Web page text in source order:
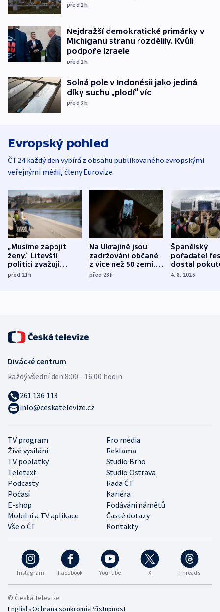
před 2h
Nejdražší demokratické primárky v
Michiganu stranu rozdělily. Kvůli
podpoře Izraele
před 2h
Solná pole v Indonésii jako jediná
díky suchu „plodí“ víc
před 3h
Evropský pohled
ČT24 každý den vybírá z obsahu publikovaného evropskými
veřejnými médii, členy Eurovize.
„Musíme zapojit
ženy.“ Litevští
politici zvažují
dohodu o
před 21h
Na Ukrajině jsou
zadržováni občané
z více než 50 zemí.
Bojovali na straně
před 23h
Španělský
pořadatel
dostal
nekalé
4. 8. 2026
Instagram Facebook YouTube X Threads
TV program
Pro média
Živé vysílání
Reklama
TV poplatky
Studio Brno
Teletext
Studio Ostrava
Podcasty
Rada ČT
Počasí
Kariéra
E-shop
Podávání námětů
Mobilní a TV aplikace
Časté dotazy
Vše o ČT
Kontakty
Divácké centrum
každý všední den:8:00—16:00 hodin
261 136 113
info@ceskatelevize.cz
© Česká televize
English•Ochrana soukromí•Přístupnost